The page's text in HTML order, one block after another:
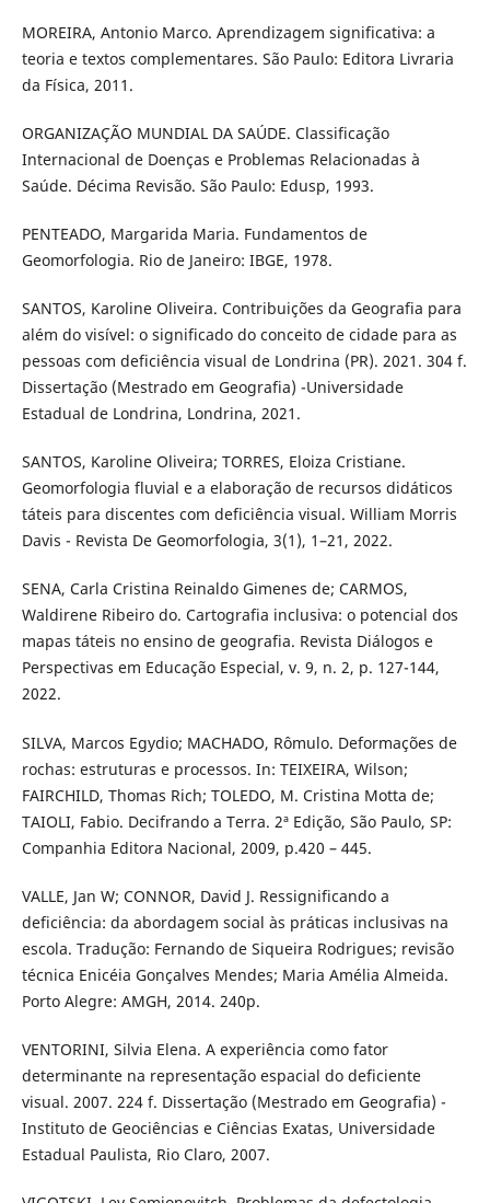
MOREIRA, Antonio Marco. Aprendizagem significativa: a
teoria e textos complementares. São Paulo: Editora Livraria
da Física, 2011.
ORGANIZAÇÃO MUNDIAL DA SAÚDE. Classificação
Internacional de Doenças e Problemas Relacionadas à
Saúde. Décima Revisão. São Paulo: Edusp, 1993.
PENTEADO, Margarida Maria. Fundamentos de
Geomorfologia. Rio de Janeiro: IBGE, 1978.
SANTOS, Karoline Oliveira. Contribuições da Geografia para
além do visível: o significado do conceito de cidade para as
pessoas com deficiência visual de Londrina (PR). 2021. 304 f.
Dissertação (Mestrado em Geografia) -Universidade
Estadual de Londrina, Londrina, 2021.
SANTOS, Karoline Oliveira; TORRES, Eloiza Cristiane.
Geomorfologia fluvial e a elaboração de recursos didáticos
táteis para discentes com deficiência visual. William Morris
Davis - Revista De Geomorfologia, 3(1), 1–21, 2022.
SENA, Carla Cristina Reinaldo Gimenes de; CARMOS,
Waldirene Ribeiro do. Cartografia inclusiva: o potencial dos
mapas táteis no ensino de geografia. Revista Diálogos e
Perspectivas em Educação Especial, v. 9, n. 2, p. 127-144,
2022.
SILVA, Marcos Egydio; MACHADO, Rômulo. Deformações de
rochas: estruturas e processos. In: TEIXEIRA, Wilson;
FAIRCHILD, Thomas Rich; TOLEDO, M. Cristina Motta de;
TAIOLI, Fabio. Decifrando a Terra. 2ª Edição, São Paulo, SP:
Companhia Editora Nacional, 2009, p.420 – 445.
VALLE, Jan W; CONNOR, David J. Ressignificando a
deficiência: da abordagem social às práticas inclusivas na
escola. Tradução: Fernando de Siqueira Rodrigues; revisão
técnica Enicéia Gonçalves Mendes; Maria Amélia Almeida.
Porto Alegre: AMGH, 2014. 240p.
VENTORINI, Silvia Elena. A experiência como fator
determinante na representação espacial do deficiente
visual. 2007. 224 f. Dissertação (Mestrado em Geografia) -
Instituto de Geociências e Ciências Exatas, Universidade
Estadual Paulista, Rio Claro, 2007.